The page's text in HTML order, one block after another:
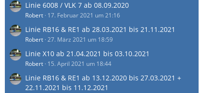
Linie 6008 / VLK 7 ab 08.09.2020
Robert 17. Februar 2021 um 21:16
Linie RB16 & RE1 ab 28.03.2021 bis 21.11.2021
Robert 27. März 2021 um 18:59
Linie X10 ab 21.04.2021 bis 03.10.2021
Robert 15. April 2021 um 18:44
Linie RB16 & RE1 ab 13.12.2020 bis 27.03.2021 +
22.11.2021 bis 11.12.2021